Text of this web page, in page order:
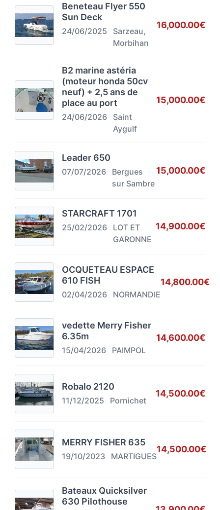
Beneteau Flyer 550
Sun Deck
24/06/2025
Sarzeau,
Morbihan
16,000.00€
B2 marine astéria
(moteur honda 50cv
neuf) + 2,5 ans de
place au port
24/06/2026
Saint
Aygulf
15,000.00€
Leader 650
07/07/2026
Bergues
sur Sambre
15,000.00€
STARCRAFT 1701
25/02/2026
LOT ET
GARONNE
14,900.00€
OCQUETEAU ESPACE
610 FISH
02/04/2026 NORMANDIE
14,800.00€
vedette Merry Fisher
6.35m
15/04/2026 PAIMPOL
14,600.00€
Robalo 2120
11/12/2025 Pornichet
14,500.00€
MERRY FISHER 635
19/10/2023 MARTIGUES
14,500.00€
Bateaux Quicksilver
630 Pilothouse